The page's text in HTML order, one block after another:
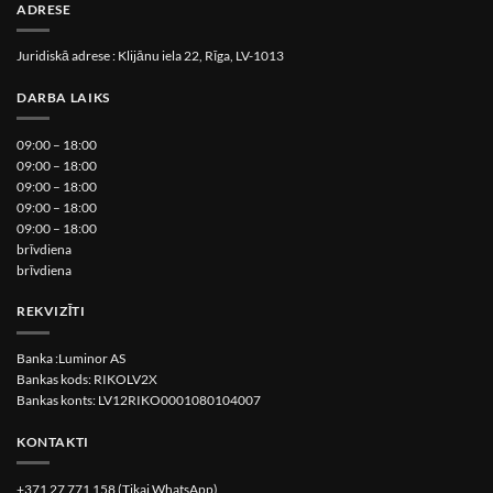
ADRESE
Juridiskā adrese : Klijānu iela 22, Rīga, LV-1013
DARBA LAIKS
09:00 – 18:00
09:00 – 18:00
09:00 – 18:00
09:00 – 18:00
09:00 – 18:00
brīvdiena
brīvdiena
REKVIZĪTI
Banka :Luminor AS
Bankas kods: RIKOLV2X
Bankas konts: LV12RIKO0001080104007
KONTAKTI
+371 27 771 158 (Tikai WhatsApp)